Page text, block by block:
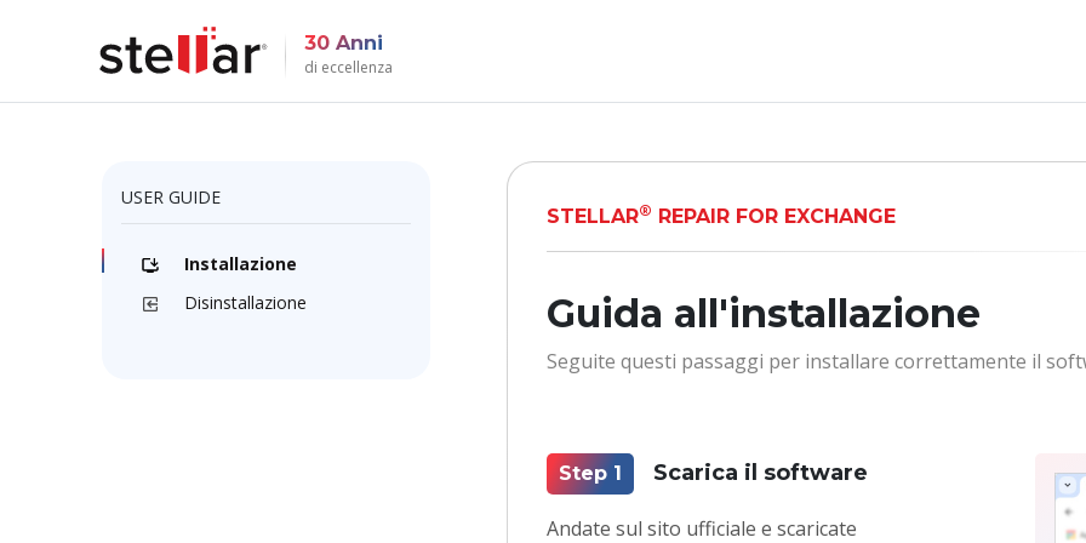
30 Anni
di eccellenza
USER GUIDE
Installazione
Disinstallazione
STELLAR® REPAIR FOR EXCHANGE
Guida all'installazione
Seguite questi passaggi per installare correttamente il
Step 1 Scarica il software
Andate sul sito ufficiale e scaricate